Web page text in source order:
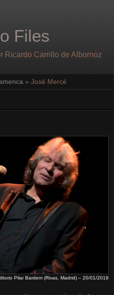
Files
Ricardo Carrillo de Albornoz
» José Mercé
Pilar Bardem (Rivas, Madrid) – 20/01/2018